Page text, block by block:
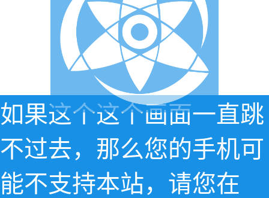
如果这个这个画面一直跳
不过去，那么您的手机可
能不支持本站，请您在